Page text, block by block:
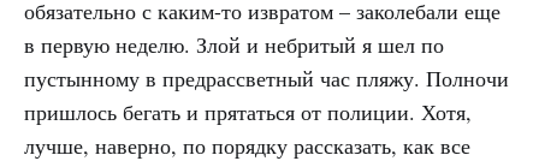
обязательно с каким-то извратом – заколебали еще
в первую неделю. Злой и небритый я шел по
пустынному в предрассветный час пляжу. Полночи
пришлось бегать и прятаться от полиции. Хотя,
лучше, наверно, по порядку рассказать, как все